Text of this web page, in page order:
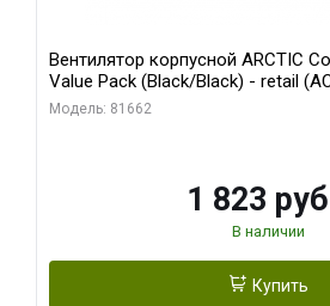
Вентилятор корпусной ARCTIC
Value Pack (Black/Black) - retail
(702072)
Модель: 81662
1 823
В наличии
Купить